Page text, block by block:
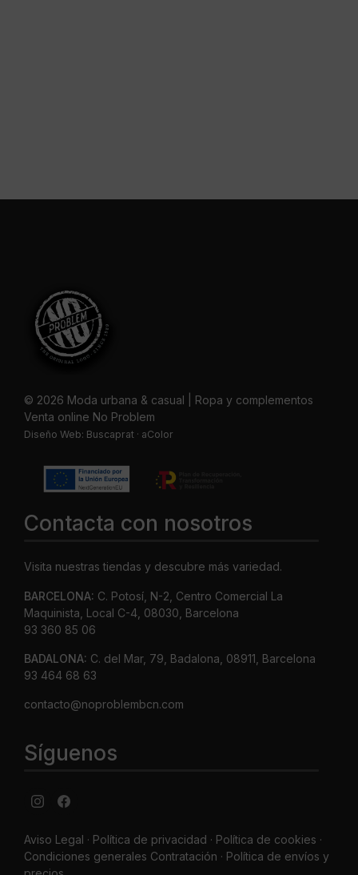
© 2026 Moda urbana & casual | Ropa y complementos
Venta online No Problem
Diseño Web: Buscaprat · aColor
Contacta con nosotros
Visita nuestras tiendas y descubre más variedad.
BARCELONA: C. Potosí, N-2, Centro Comercial La
Maquinista, Local C-4, 08030, Barcelona
93 360 85 06
BADALONA: C. del Mar, 79, Badalona, 08911, Barcelona
93 464 68 63
contacto@noproblembcn.com
Síguenos
Aviso Legal · Política de privacidad · Política de cookies ·
Condiciones generales Contratación · Política de envíos y